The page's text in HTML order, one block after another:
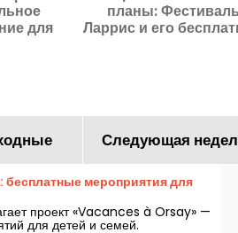
для
планы:
Ларрис и его
Следующая
бесплатные мероприятия для
проект «Vacances à Orsay» —
для детей и семей.